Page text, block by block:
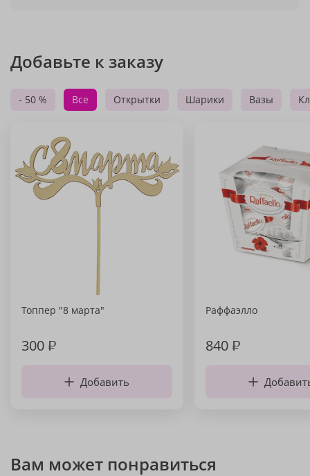
Добавьте к заказу
- 50 % Все Открытки Шарики Вазы
Топпер "8 марта"
300₽
Добавить
Раффаэлло
840₽
Вам может понравиться